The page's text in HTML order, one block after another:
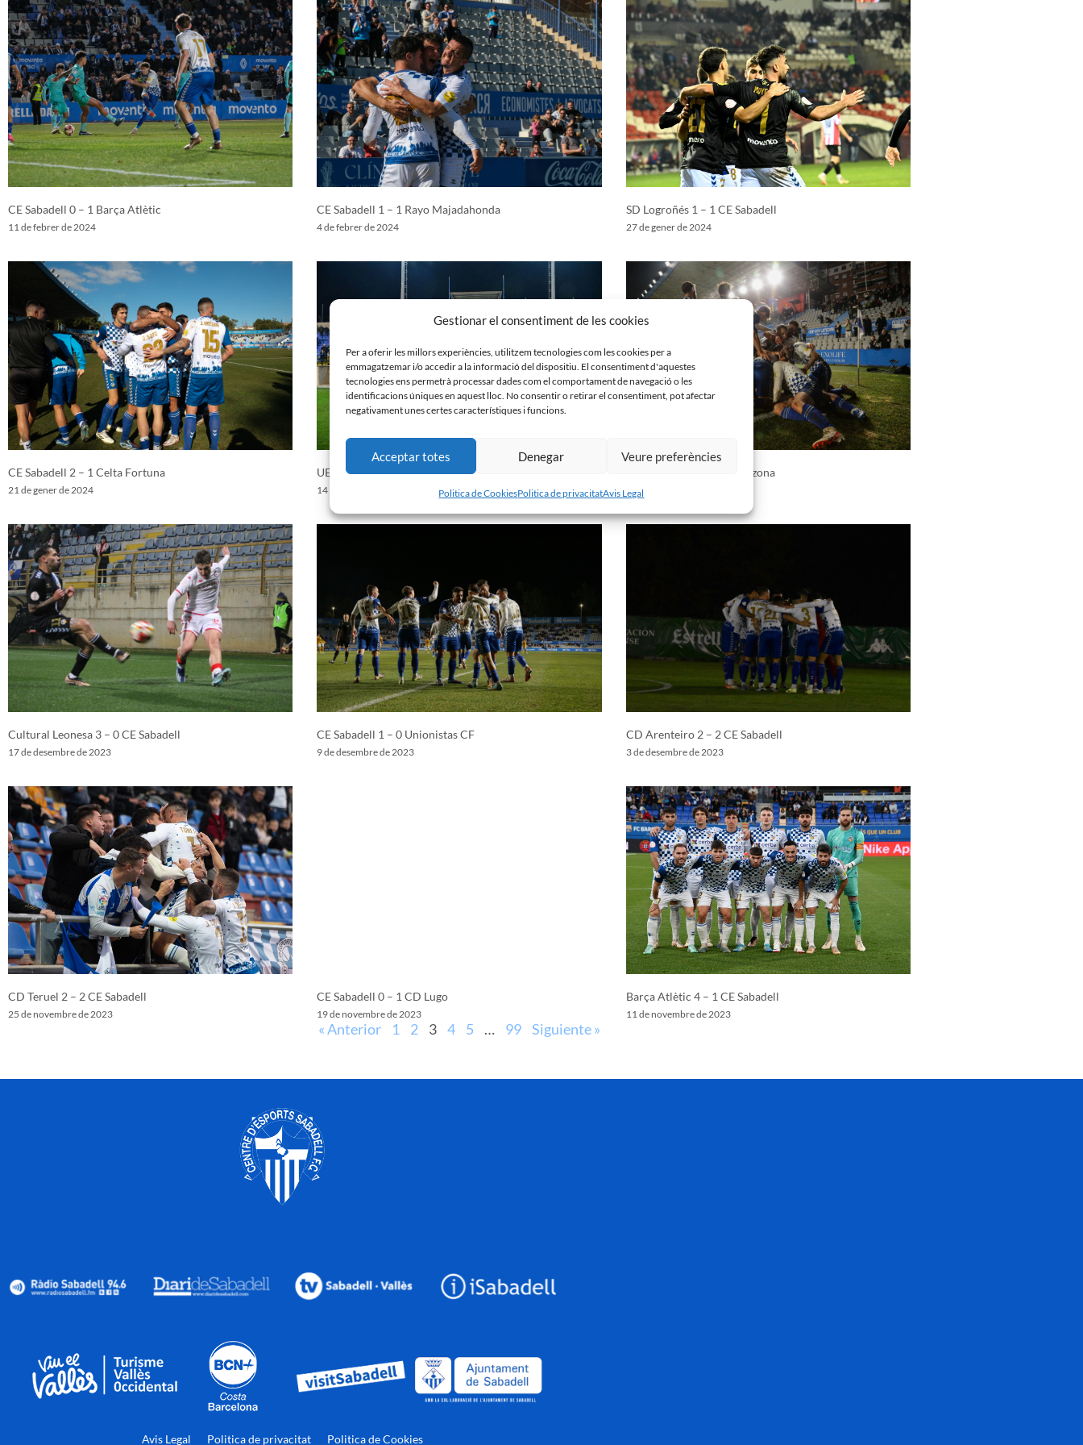
Gestionar el consentiment de les cookies
Per a oferir les millors experiències, utilitzem tecnologies com les cookies per a
emmagatzemar i/o accedir a la informació del dispositiu. El consentiment d'aquestes
tecnologies ens permetrà processar dades com el comportament de navegació o les
identificacions úniques en aquest lloc. No consentir o retirar el consentiment, pot afectar
negativament unes certes característiques i funcions.
Acceptar totes Denegar Veure preferències
Politica de CookiesPolitica de privacitatAvis Legal
CE Sabadell 0 – 1 Barça Atlètic
11 de febrer de 2024
CE Sabadell 1 – 1 Rayo Majadahonda
4 de febrer de 2024
SD Logroñés 1 – 1 CE Sabadell
27 de gener de 2024
CE Sabadell 2 – 1 Celta Fortuna
21 de gener de 2024
UE Cornellà 0 – 1 CE Sabadell
14 de gener de 2024
CE Sabadell 3 – 1 SD Tarazona
4 de gener de 2024
Cultural Leonesa 3 – 0 CE Sabadell
17 de desembre de 2023
CE Sabadell 1 – 0 Unionistas CF
9 de desembre de 2023
CD Arenteiro 2 – 2 CE Sabadell
3 de desembre de 2023
CD Teruel 2 – 2 CE Sabadell
25 de novembre de 2023
CE Sabadell 0 – 1 CD Lugo
19 de novembre de 2023
Barça Atlètic 4 – 1 CE Sabadell
11 de novembre de 2023
« Anterior 1 2 3 4 5 … 99 Siguiente »
Avis Legal Politica de privacitat Politica de Cookies